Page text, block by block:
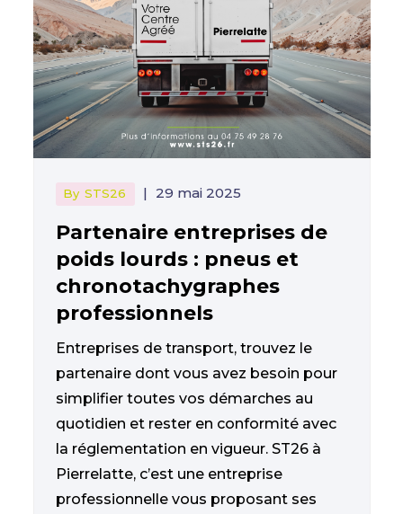
By STS26 | 29 mai 2025
Partenaire entreprises de
poids lourds : pneus et
chronotachygraphes
professionnels
Entreprises de transport, trouvez le
partenaire dont vous avez besoin pour
simplifier toutes vos démarches au
quotidien et rester en conformité avec
la réglementation en vigueur. ST26 à
Pierrelatte, c’est une entreprise
professionnelle vous proposant ses